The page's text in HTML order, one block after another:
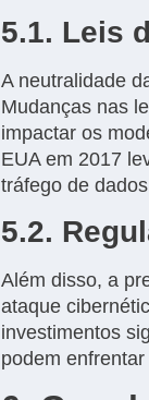
5.1. Leis
A neutralidade
Mudanças nas
impactar os
EUA em 2017
tráfego de
5.2.
Além disso, a
ataque
investimentos
podem